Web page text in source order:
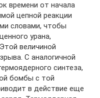
времени от начала
цепной реакции
словами, чтобы
урана,
величиной
С аналогичной
синтеза,
бомбы с той
в действие еще